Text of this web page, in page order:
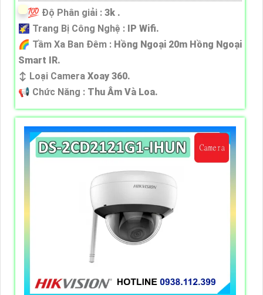
💯 Độ Phân giải : 3k .
🌠 Trang Bị Công Nghệ : IP Wifi.
🌈 Tầm Xa Ban Đêm : Hồng Ngoại 20m Hồng Ngoại
Smart IR.
↕️ Loại Camera Xoay 360.
️📢 Chức Năng : Thu Âm Và Loa.